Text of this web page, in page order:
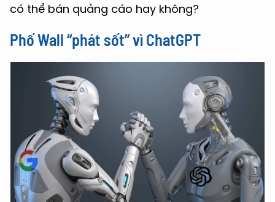
có thể bán quảng cáo hay không?
Phố Wall “phát sốt” vì ChatGPT